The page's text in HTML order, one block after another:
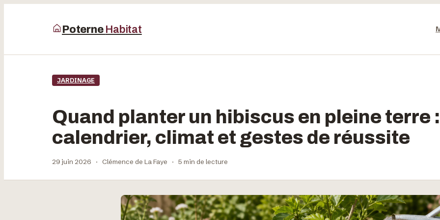
Poterne Habitat
JARDINAGE
Quand planter un hibiscus en pleine terre :
calendrier, climat et gestes de réussite
29 juin 2026 · Clémence de La Faye · 5 min de lecture